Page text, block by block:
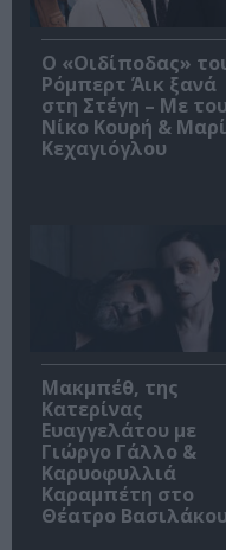
O «Οιδίποδας»
Ρόμπερτ Άικ ξανά
στη Στέγη – Με
Νίκο Κουρή &
Κεχαγιόγλου
Μακμπέθ, της
Κατερίνας
Ευαγγελάτου με
Γιώργο Γάλλο &
Καρυοφυλλιά
Καραμπέτη στο
Θέατρο Βασιλάκου